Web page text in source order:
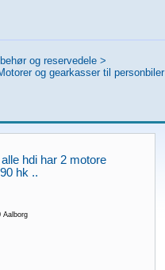
og reservedele >
og gearkasser til personbiler
hdi har 2 motore
hk ..
Aalborg